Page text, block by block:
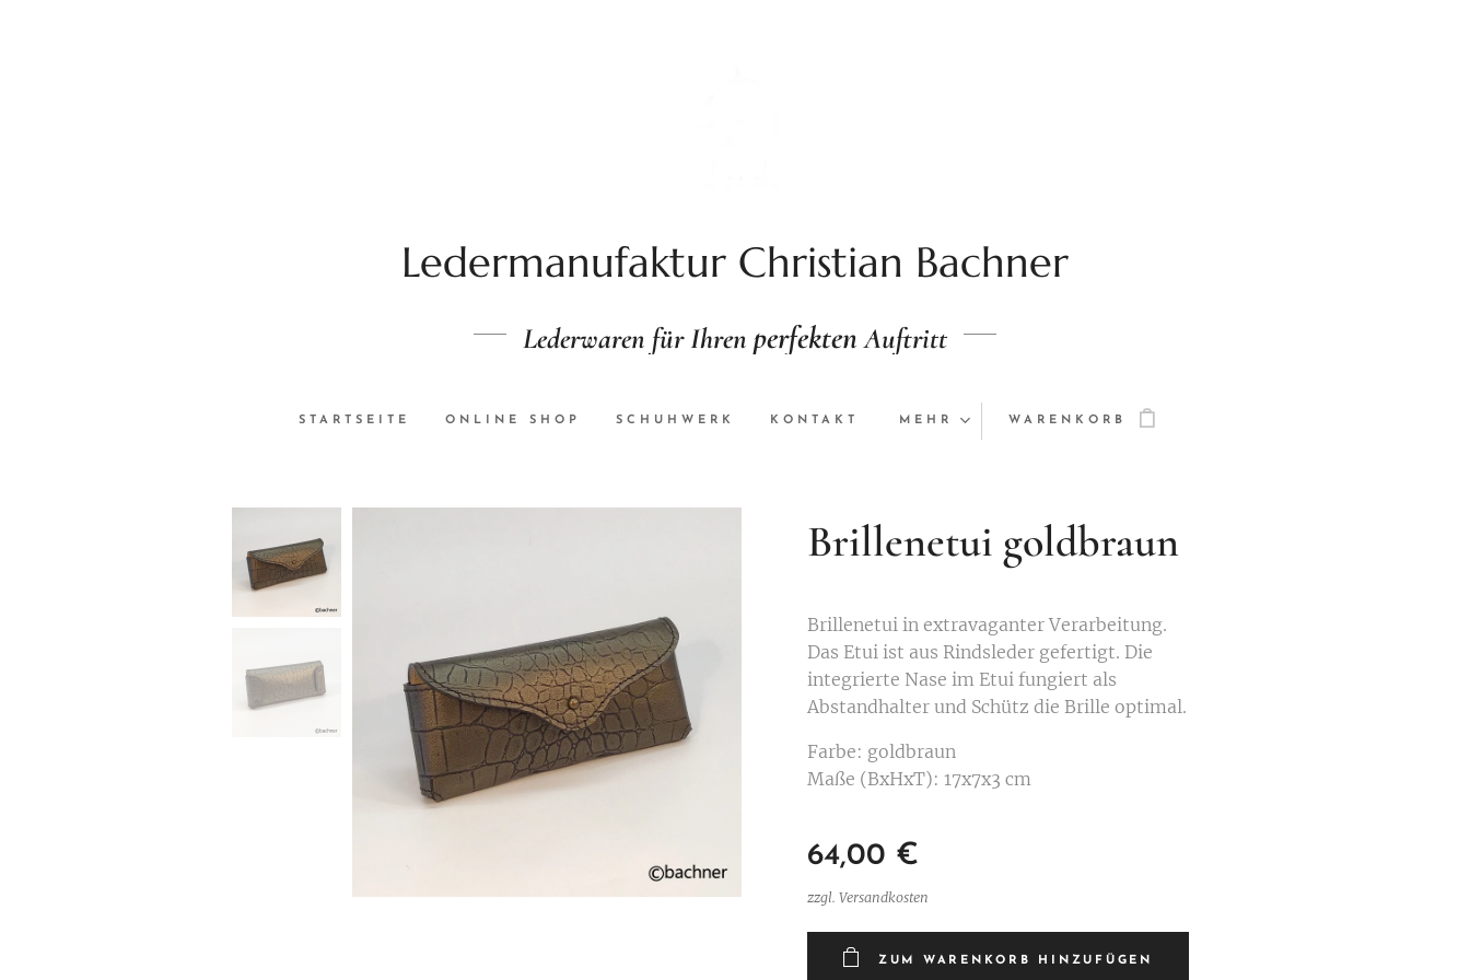
Ledermanufaktur Christian Bachner
Lederwaren für Ihren perfektenAuftritt
STARTSEITE ONLINE SHOP SCHUHWERK KONTAKT MEHR WARENKORB
Brillenetui goldbraun
Brillenetui in extravaganter Verarbeitung.
Das Etui ist aus Rindsleder gefertigt. Die
integrierte Nase im Etui fungiert als
Abstandhalter und Schütz die Brille optimal.
Farbe: goldbraun
Maße (BxHxT): 17x7x3 cm
64,00 €
zzgl. Versandkosten
ZUM WARENKORB HINZUFÜGEN